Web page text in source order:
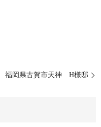
福岡県古賀市天神 H様邸